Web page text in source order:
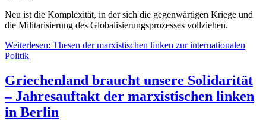
Neu ist die Komplexität, in der sich die gegenwärtigen Kriege und
die Militarisierung des Globalisierungsprozesses vollziehen.
Weiterlesen: Thesen der marxistischen linken zur internationalen
Politik
Griechenland braucht unsere Solidarität
– Jahresauftakt der marxistischen linken
in Berlin